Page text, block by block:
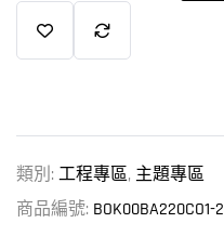
類別: 工程專區, 主題專區
商品編號: BOK00BA220CO1-2